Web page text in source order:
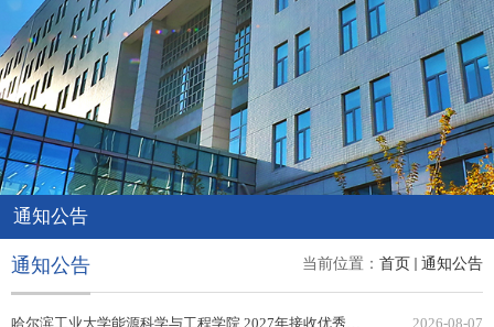
通知公告
当前位置： 首页 通知公告
通知公告
2026-08-07